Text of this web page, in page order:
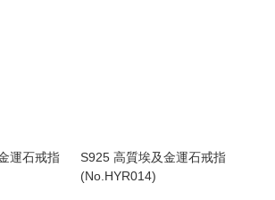
運石戒指
S925 高質埃及金運石戒指
(No.HYR014)